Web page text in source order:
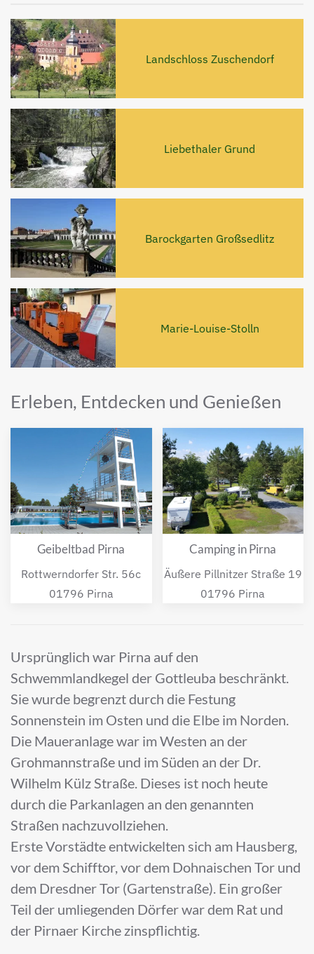
Landschloss Zuschendorf
Liebethaler Grund
Barockgarten Großsedlitz
Marie-Louise-Stolln
Erleben, Entdecken und Genießen
Geibeltbad Pirna
Rottwerndorfer Str. 56c
01796 Pirna
Camping in Pirna
Äußere Pillnitzer Straße 19
01796 Pirna
Ursprünglich war Pirna auf den
Schwemmlandkegel der Gottleuba beschränkt.
Sie wurde begrenzt durch die Festung
Sonnenstein im Osten und die Elbe im Norden.
Die Maueranlage war im Westen an der
Grohmannstraße und im Süden an der Dr.
Wilhelm Külz Straße. Dieses ist noch heute
durch die Parkanlagen an den genannten
Straßen nachzuvollziehen.
Erste Vorstädte entwickelten sich am Hausberg,
vor dem Schifftor, vor dem Dohnaischen Tor und
dem Dresdner Tor (Gartenstraße). Ein großer
Teil der umliegenden Dörfer war dem Rat und
der Pirnaer Kirche zinspflichtig.